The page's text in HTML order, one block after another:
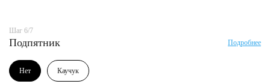
Шаг 6/7
Подпятник Подробнее
Нет Каучук